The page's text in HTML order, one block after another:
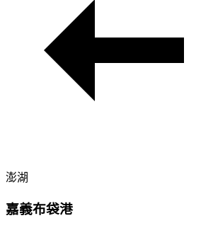
澎湖
嘉義布袋港